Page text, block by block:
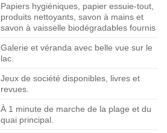
Papiers hygiéniques, papier essuie-tout,
produits nettoyants, savon à mains et
savon à vaisselle biodégradables fournis
Galerie et véranda avec belle vue sur le
lac.
Jeux de société disponibles, livres et
revues.
À 1 minute de marche de la plage et du
quai principal.